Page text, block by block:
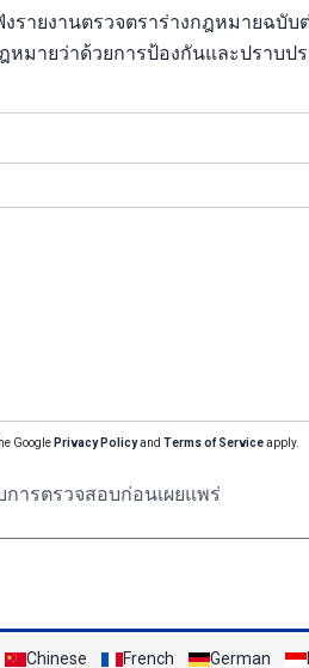
รายงานตรวจตราร่างกฎหมายฉบั
มายว่าด้วยการป้องกันและปราบป
Google Privacy Policyand Terms of Serviceapply.
ารตรวจสอบก่อนเผยแพร่
Chinese French German